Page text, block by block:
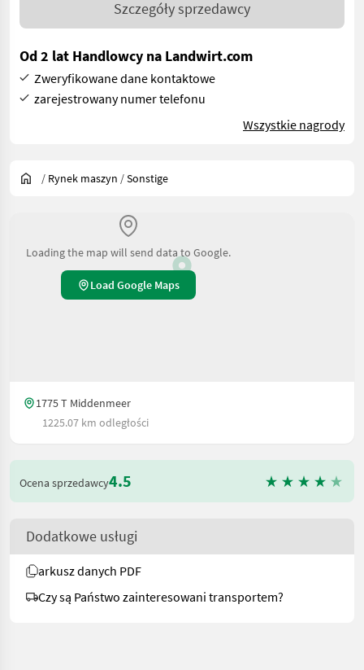
Szczegóły sprzedawcy
Od 2 lat Handlowcy na Landwirt.com
Zweryfikowane dane kontaktowe
zarejestrowany numer telefonu
Wszystkie nagrody
/ Rynek maszyn /Sonstige
Loading the map will send data to Google.
Load Google Maps
1775 T Middenmeer
1225.07 km odległości
Ocena sprzedawcy4.5
Dodatkowe usługi
arkusz danych PDF
Czy są Państwo zainteresowani transportem?